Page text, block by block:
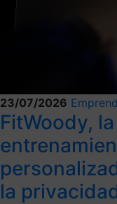
23/07/2026
FitWoody,
la